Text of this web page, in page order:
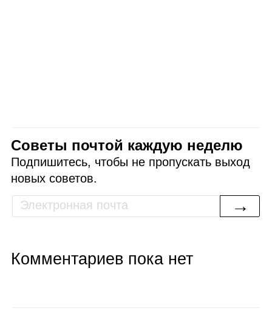
Советы почтой каждую неделю
Подпишитесь, чтобы не пропускать выход
новых советов.
→
Комментариев пока нет